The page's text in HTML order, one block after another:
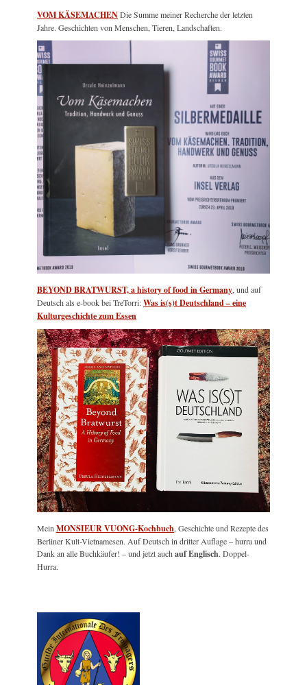
VOM KÄSEMACHENDie Summe meiner Recherche der letzten
Jahre. Geschichten von Menschen, Tieren, Landschaften.
BEYOND BRATWURST, a history of food in Germany , und auf
Deutsch als e-book bei TreTorri:Was is(s)t Deutschland – eine
Kulturgeschichte zum Essen
Mein MONSIEUR VUONG-Kochbuch , Geschichte und Rezepte des
Berliner Kult-Vietnamesen. Auf Deutsch in dritter Auflage – hurra und
Dank an alle Buchkäufer! – und jetzt auch auf Englisch. Doppel-
Hurra.